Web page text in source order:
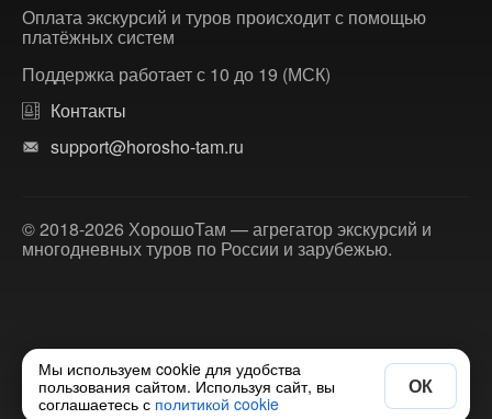
Оплата экскурсий и туров происходит с помощью
платёжных систем
Поддержка работает с 10 до 19 (МСК)
Контакты
support@horosho-tam.ru
© 2018-2026 ХорошоТам — агрегатор экскурсий и
многодневных туров по России и зарубежью.
Мы используем cookie для удобства
пользования сайтом. Используя сайт, вы
соглашаетесь с политикой cookie
ОК